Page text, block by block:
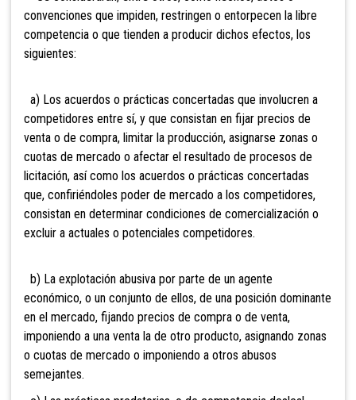
convenciones que impiden, restringen o entorpecen la libre
competencia o que tienden a producir dichos efectos, los
siguientes:
a) Los acuerdos o prácticas concertadas que involucren a
competidores entre sí, y que consistan en fijar precios de
venta o de compra, limitar la producción, asignarse zonas o
cuotas de mercado o afectar el resultado de procesos de
licitación, así como los acuerdos o prácticas concertadas
que, confiriéndoles poder de mercado a los competidores,
consistan en determinar condiciones de comercialización o
excluir a actuales o potenciales competidores.
b) La explotación abusiva por parte de un agente
económico, o un conjunto de ellos, de una posición dominante
en el mercado, fijando precios de compra o de venta,
imponiendo a una venta la de otro producto, asignando zonas
o cuotas de mercado o imponiendo a otros abusos
semejantes.